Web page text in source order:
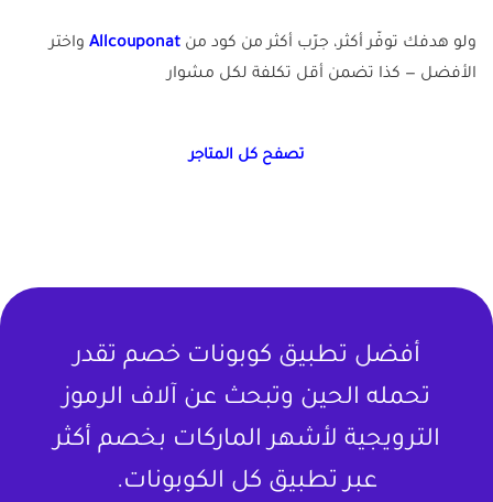
ولو هدفك توفّر أكثر، جرّب أكثر من كود من Allcouponat واختر
الأفضل — كذا تضمن أقل تكلفة لكل مشوار
تصفح كل المتاجر
أفضل تطبيق كوبونات خصم تقدر
تحمله الحين وتبحث عن آلاف الرموز
الترويجية لأشهر الماركات بخصم أكثر
عبر تطبيق كل الكوبونات.